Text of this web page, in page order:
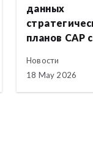
данных
планов CAP
Новости
18 May 2026